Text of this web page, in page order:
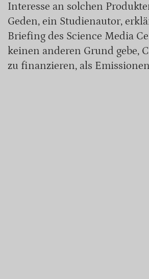
Interesse an solchen
Geden, ein Studienautor,
Briefing des Science Media
keinen anderen Grund gebe,
zu finanzieren, als